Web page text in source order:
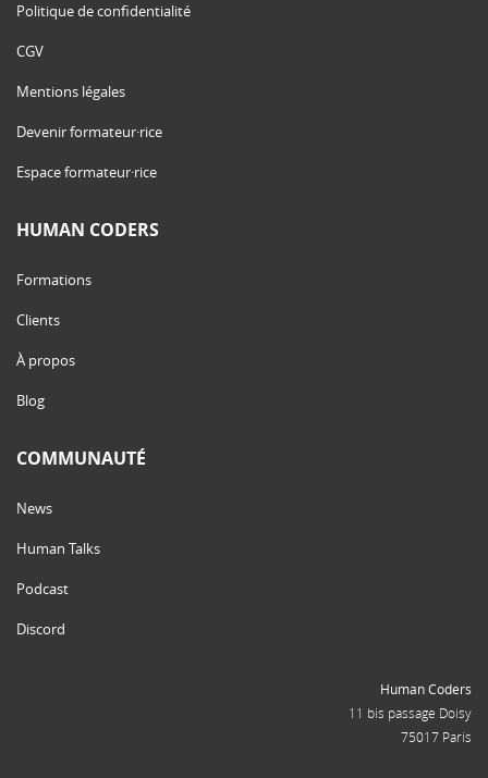
Politique de confidentialité
CGV
Mentions légales
Devenir formateur·rice
Espace formateur·rice
HUMAN CODERS
Formations
Clients
À propos
Blog
COMMUNAUTÉ
News
Human Talks
Podcast
Discord
Human Coders
11 bis passage Doisy
75017 Paris